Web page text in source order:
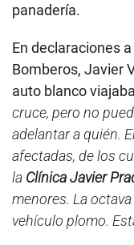
panadería.
En declaraciones
Bomberos, Javier
auto blanco
cruce, pero no
adelantar a quién.
afectadas, de los
la Clínica Javier
menores. La
vehículo plomo.